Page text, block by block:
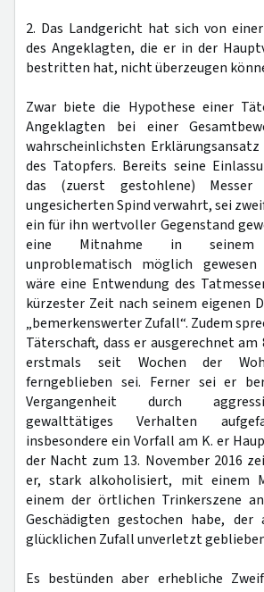
2. Das Landgericht hat sich von
des Angeklagten, die er in der
bestritten hat, nicht überzeugen
Zwar biete die Hypothese einer
Angeklagten bei einer
wahrscheinlichsten
des Tatopfers. Bereits seine
das (zuerst gestohlene)
ungesicherten Spind verwahrt, sei
ein für ihn wertvoller Gegenstand
eine Mitnahme in seinem
unproblematisch möglich gewesen
wäre eine Entwendung des
kürzester Zeit nach seinem eigenen
„bemerkenswerter Zufall“. Zudem
Täterschaft, dass er ausgerechnet am
erstmals seit Wochen der
ferngeblieben sei. Ferner sei er
Vergangenheit durch
gewalttätiges Verhalten
insbesondere ein Vorfall am K. er
der Nacht zum 13. November 2016
er, stark alkoholisiert, mit einem
einem der örtlichen Trinkerszene
Geschädigten gestochen habe, der
glücklichen Zufall unverletzt
Es bestünden aber erhebliche